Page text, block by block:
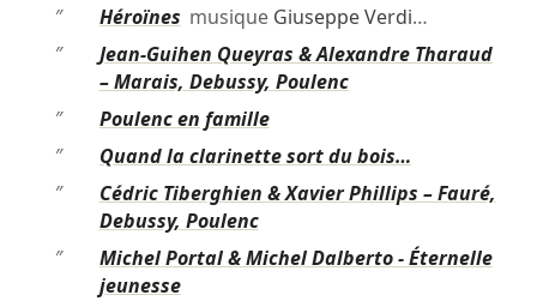
″
Héroïnes musique Giuseppe Verdi…
″
Jean-Guihen Queyras & Alexandre Tharaud
– Marais, Debussy, Poulenc
″
Poulenc en famille
″
Quand la clarinette sort du bois…
″
Cédric Tiberghien & Xavier Phillips – Fauré,
Debussy, Poulenc
″
Michel Portal & Michel Dalberto - Éternelle
jeunesse